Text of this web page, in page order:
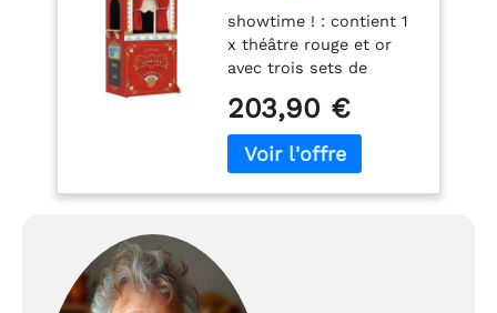
Holzpuppe und
Puppentheater, 122
cm Hoch,
Montessori-
Spielzeug, mit
Wendeschild, 2
Tafeln, Vorhang mit
echten Vorhängen
showtime ! : contient 1
x théâtre rouge et or
avec trois sets de
monte et descend avec
la manivelle, une (entrée
des artistes), un coté
bois d’imitation
fabriqué de manière
203,90 €